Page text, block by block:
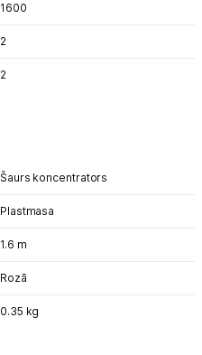
1600
2
2
Šaurs koncentrators
Plastmasa
1.6 m
Rozā
0.35 kg